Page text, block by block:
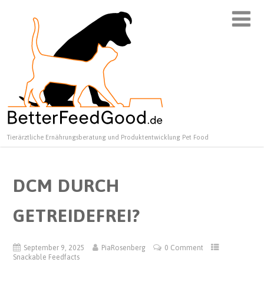
Tierärztliche Ernährungsberatung und Produktentwicklung Pet Food
DCM DURCH
GETREIDEFREI?
September 9, 2025 PiaRosenberg
0 Comment
Snackable Feedfacts